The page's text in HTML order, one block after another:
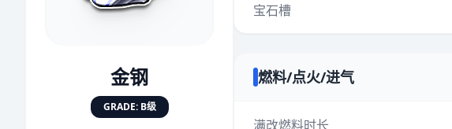
金钢
GRADE: B级
宝石槽
燃料/点火/进气
满改燃料时长
速度 5.0分
对抗
★★★★★★